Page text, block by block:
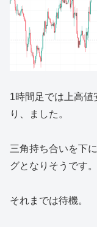
1時間足では上高
り、ました。
三角持ち合いを下
グとなりそうです。
それまでは待機。